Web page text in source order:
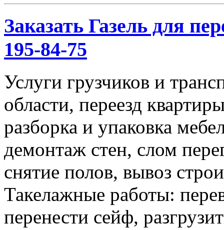
Заказать Газель для
195-84-75
Услуги грузчиков и
области, переезд
разборка и упаковка
демонтаж стен, слом
снятие полов, вывоз
Такелажные работы:
перенести сейф,